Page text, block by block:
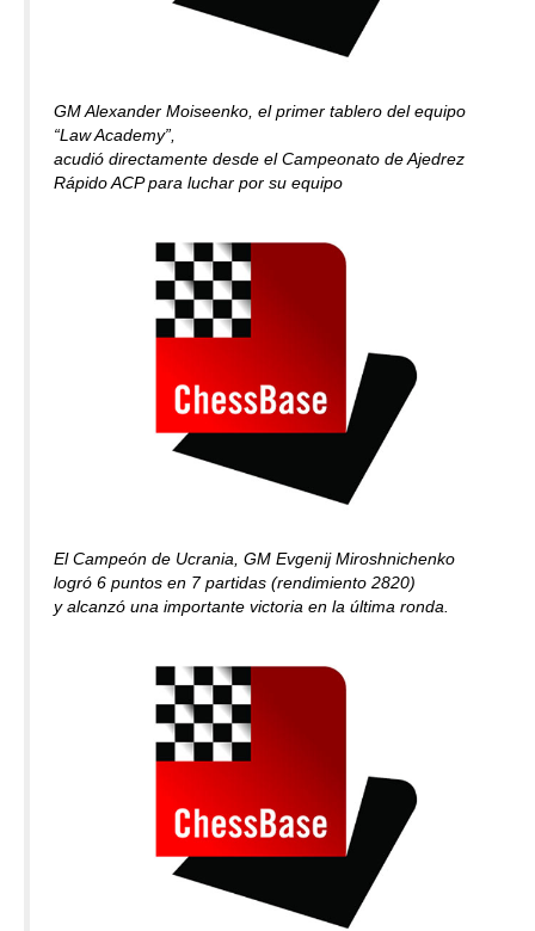
GM Alexander Moiseenko, el primer tablero del equipo
“Law Academy”,
acudió directamente desde el Campeonato de Ajedrez
Rápido ACP para luchar por su equipo
El Campeón de Ucrania, GM Evgenij Miroshnichenko
logró 6 puntos en 7 partidas (rendimiento 2820)
y alcanzó una importante victoria en la última ronda.